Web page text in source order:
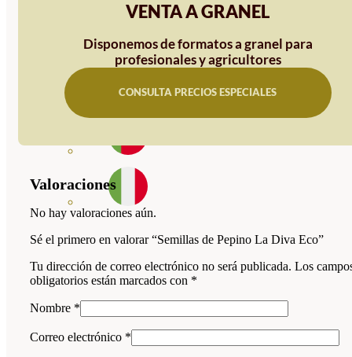
VENTA A GRANEL
Disponemos de formatos a granel para
profesionales y agricultores
CONSULTA PRECIOS ESPECIALES
Valoraciones
No hay valoraciones aún.
Sé el primero en valorar “Semillas de Pepino La Diva Eco”
Tu dirección de correo electrónico no será publicada. Los
obligatorios están marcados con *
Nombre *
Correo electrónico *